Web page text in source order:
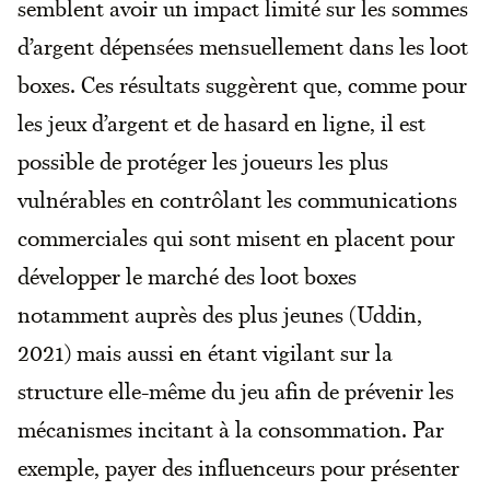
semblent avoir un impact limité sur les sommes
d’argent dépensées mensuellement dans les loot
boxes. Ces résultats suggèrent que, comme pour
les jeux d’argent et de hasard en ligne, il est
possible de protéger les joueurs les plus
vulnérables en contrôlant les communications
commerciales qui sont misent en placent pour
développer le marché des loot boxes
notamment auprès des plus jeunes (Uddin,
2021) mais aussi en étant vigilant sur la
structure elle-même du jeu afin de prévenir les
mécanismes incitant à la consommation. Par
exemple, payer des influenceurs pour présenter